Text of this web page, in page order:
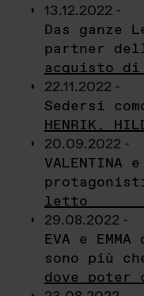
13.12.2022 -
Das ganze
partner
acquisto di
22.11.2022 -
Sedersi
HENRIK,
20.09.2022 -
VALENTINA
letto
29.08.2022 -
EVA e
sono più
dove poter